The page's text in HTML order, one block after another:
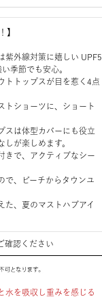
】
紫外線対策に嬉しい UPF5
季節でも安心。
トトップスが目を惹く4点
トショーツに、ショート
スは体型カバーにも役立
しが楽しめます。
きで、アクティブなシー
で、ビーチからタウンユ
た、夏のマストハブアイ
確認ください
水を吸収し重みを感じる